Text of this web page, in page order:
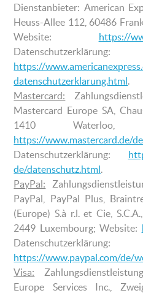
Dienstanbieter: American
Heuss-Allee 112, 60486
Website: https://
Datenschutzerklärung:
https://
datenschutzerklarung.html.
Mastercard:
Mastercard Europe SA,
1410 Waterloo,
https://www.mastercard.de/
Datenschutzerklärung:
de/datenschutz.html.
PayPal:
PayPal, PayPal Plus,
(Europe) S.à r.l. et Cie,
2449 Luxembourg; Website:
Datenschutzerklärung:
https://www.paypal.com/de/
Visa:
Europe Services Inc.,